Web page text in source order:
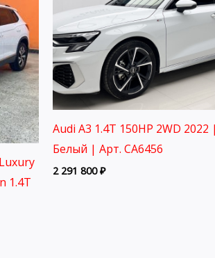
1.4T
Audi A3 1.4T 150HP 2WD 2022 |
Белый | Арт. CA6456
2 291 800₽